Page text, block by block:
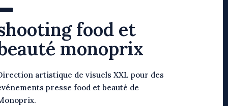
food et
monoprix
artistique de visuels XXL pour des
presse food et beauté de